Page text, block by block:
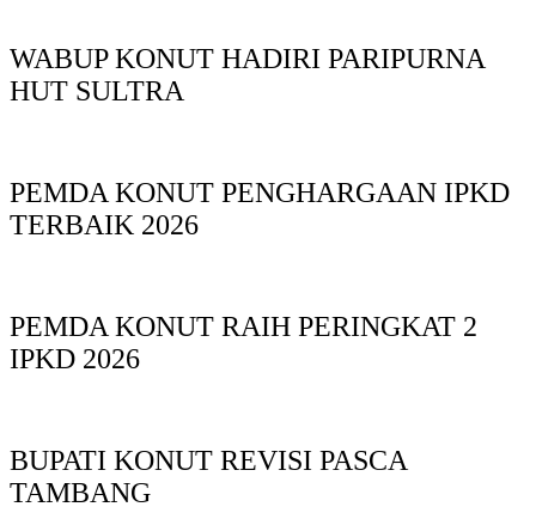
WABUP KONUT HADIRI PARIPURNA
HUT SULTRA
PEMDA KONUT PENGHARGAAN IPKD
TERBAIK 2026
PEMDA KONUT RAIH PERINGKAT 2
IPKD 2026
BUPATI KONUT REVISI PASCA
TAMBANG